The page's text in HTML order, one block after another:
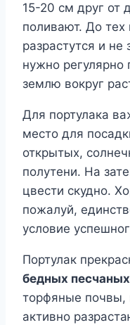
15-20 см друг от
поливают. До тех
разрастутся и
нужно регулярно
землю вокруг
Для портулака
место для
открытых,
полутени. На
цвести скудно.
пожалуй,
условие
Портулак
бедных
торфяные почвы,
активно